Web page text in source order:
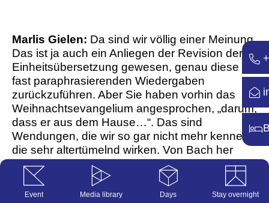
Marlis Gielen: Da sind wir völlig einer Meinung.
Das ist ja auch ein Anliegen der Revision der
Einheitsübersetzung gewesen, genau diese
fast paraphrasierenden Wiedergaben
zurückzuführen. Aber Sie haben vorhin das
Weihnachtsevangelium angesprochen, „darum,
dass er aus dem Hause…“. Das sind
Wendungen, die wir so gar nicht mehr kennen,
die sehr altertümelnd wirken. Von Bach her
natürlich wunderbar – wenn ich ihn kenne!
Event Media library Days Stay overnight